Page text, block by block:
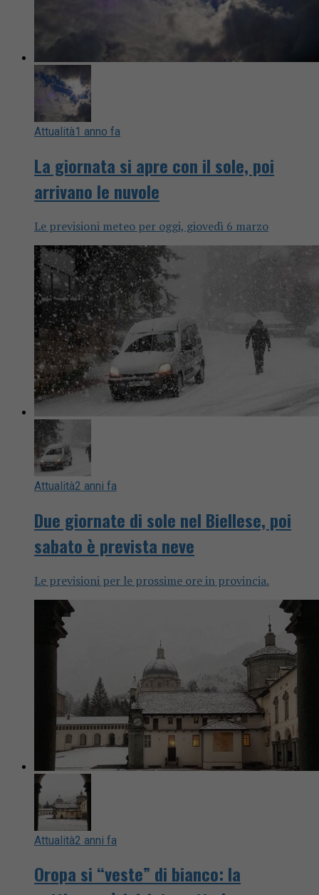
Attualità1 anno fa
La giornata si apre con il sole, poi
arrivano le nuvole
Le previsioni meteo per oggi, giovedì 6 marzo
Attualità2 anni fa
Due giornate di sole nel Biellese, poi
sabato è prevista neve
Le previsioni per le prossime ore in provincia.
Attualità2 anni fa
Oropa si “veste” di bianco: la